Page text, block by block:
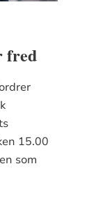
fred
15.00
som